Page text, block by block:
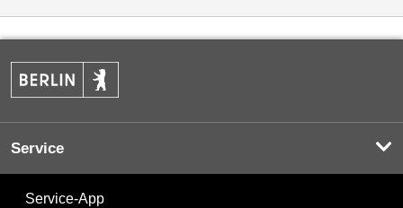
Service
Service-App